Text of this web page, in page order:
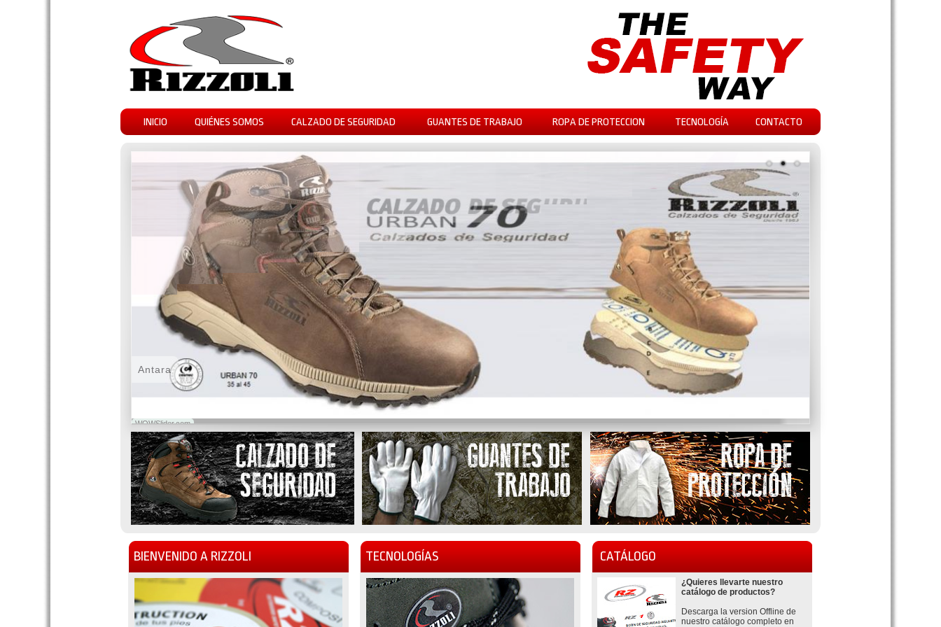
INICIO QUIÉNES SOMOS CALZADO DE SEGURIDAD GUANTES DE TRABAJO ROPA DE PROTECCION TECNOLOGÍA CONTACTO
WOWSlider.com
Antara
BIENVENIDO A RIZZOLI TECNOLOGÍAS CATÁLOGO
¿Quieres llevarte nuestro
catálogo de productos?
Descarga la version Offline de
nuestro catálogo completo en